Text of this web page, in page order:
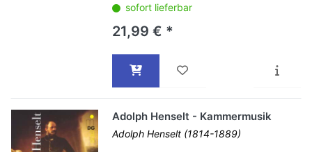
sofort lieferbar
21,99 € *
Adolph Henselt - Kammermusik
Adolph Henselt (1814-1889)